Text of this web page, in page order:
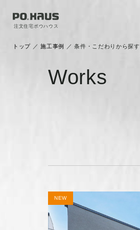
注文住宅ポウハウス
トップ ／施工事例 ／条件・こだわりから探す
Works
NEW